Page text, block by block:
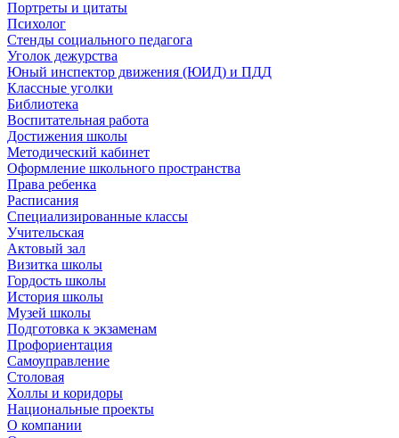
Портреты и цитаты
Психолог
Стенды социального педагога
Уголок дежурства
Юный инспектор движения (ЮИД) и ПДД
Классные уголки
Библиотека
Воспитательная работа
Достижения школы
Методический кабинет
Оформление школьного пространства
Права ребенка
Расписания
Специализированные классы
Учительская
Актовый зал
Визитка школы
Гордость школы
История школы
Музей школы
Подготовка к экзаменам
Профориентация
Самоуправление
Столовая
Холлы и коридоры
Национальные проекты
О компании